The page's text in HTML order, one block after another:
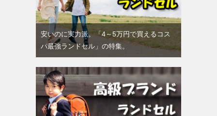
安いのに実力派。「4～5万円で買えるコス
パ最強ランドセル」の特集。